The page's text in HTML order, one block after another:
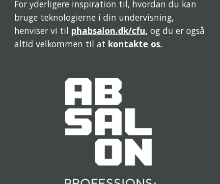
For yderligere inspiration til, hvordan du kan
bruge teknologierne i din undervisning,
henviser vi til phabsalon.dk/cfu, og du er også
altid velkommen til at kontakte os.